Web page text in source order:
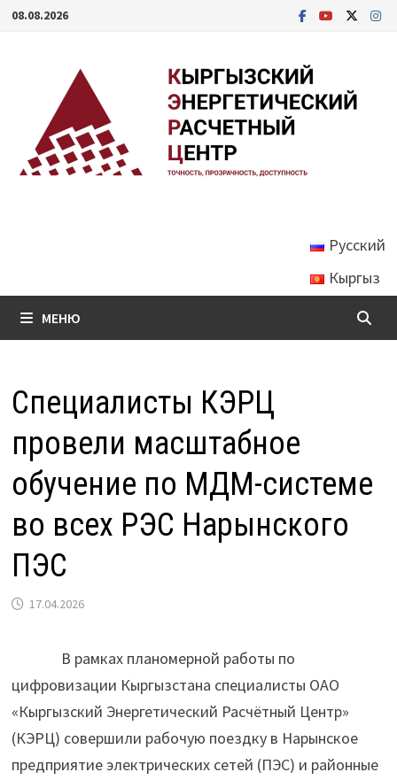
Перейти
08.08.2026
Русский
Кыргыз
МЕНЮ
Специалисты КЭРЦ
провели масштабное
обучение по МДМ-системе
во всех РЭС Нарынского
ПЭС
17.04.2026
В рамках планомерной работы по
цифровизации Кыргызстана специалисты ОАО
«Кыргызский Энергетический Расчётный Центр»
(КЭРЦ) совершили рабочую поездку в Нарынское
предприятие электрических сетей (ПЭС) и районные